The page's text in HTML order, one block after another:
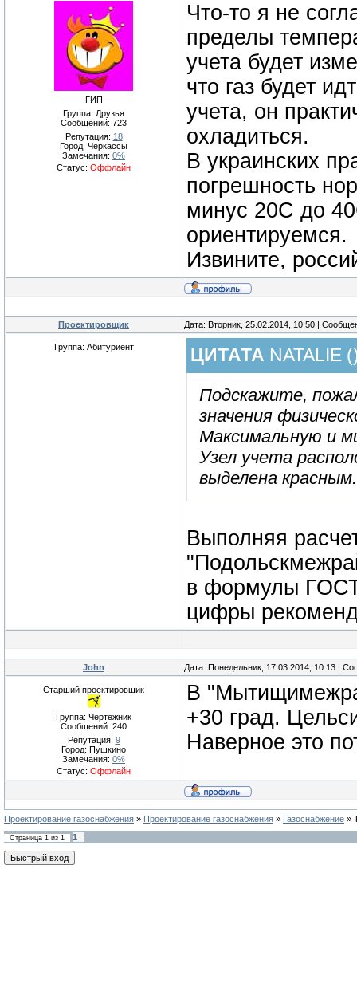
ГИП
Группа: Друзья
Сообщений: 723
Репутация: 18
Город: Черкассы
Замечания: 0%
Статус: Оффлайн
Что-то я не
пределы
учета будет
что газ будет
учета, он
охладиться.
В украинских
погрешность
минус 20С до
ориентируемся.
Извините,
Проектировщик Дата: Вторник, 25.02.2014, 10:50 |
Группа: Абитуриент ЦИТАТА NATALIE (
Подскажите,
значения
Максимальную и
Узел учета
выделена красным.
Выполняя
в формулы
цифры
John Дата: Понедельник, 17.03.2014, 10:13 |
Старший проектировщик
Группа: Чертежник
Сообщений: 240
Репутация: 9
Город: Пушкино
Замечания: 0%
Статус: Оффлайн
В
+30 град.
Наверное это
Проектирование газоснабжения » Проектирование газоснабжения » Газоснабжение »
Страница 1 из 1 1